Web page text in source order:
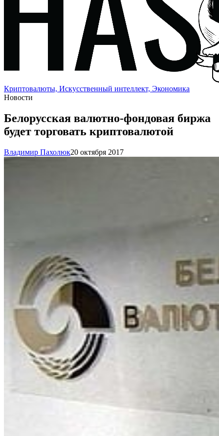
Криптовалюты, Искусственный интеллект, Экономика
Новости
Белорусская валютно-фондовая биржа
будет торговать криптовалютой
Владимир Пахолюк20 октября 2017